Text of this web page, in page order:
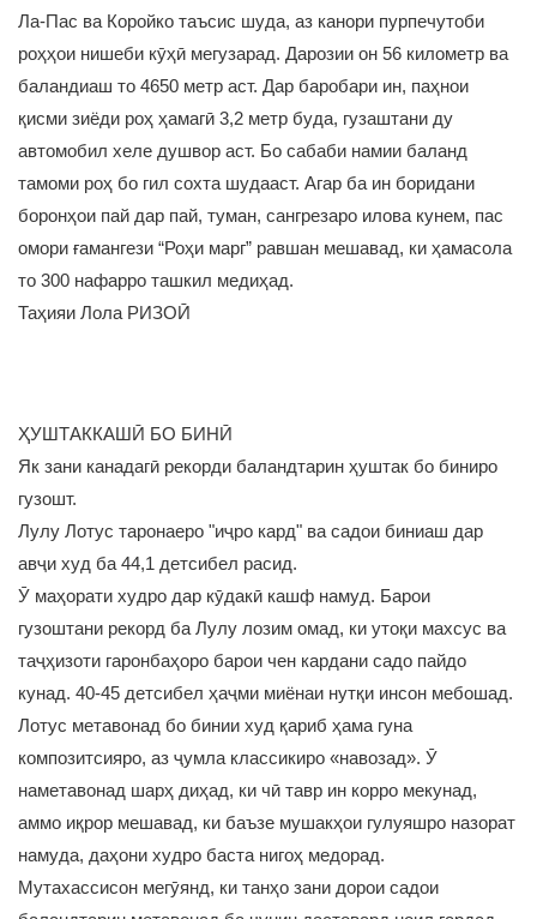
Ла-Пас ва Коройко таъсис шуда, аз канори пурпечутоби
роҳҳои нишеби кӯҳӣ мегузарад. Дарозии он 56 километр ва
баландиаш то 4650 метр аст. Дар баробари ин, паҳнои
қисми зиёди роҳ ҳамагӣ 3,2 метр буда, гузаштани ду
автомобил хеле душвор аст. Бо сабаби намии баланд
тамоми роҳ бо гил сохта шудааст. Агар ба ин боридани
боронҳои пай дар пай, туман, сангрезаро илова кунем, пас
омори ғамангези “Роҳи марг” равшан мешавад, ки ҳамасола
то 300 нафарро ташкил медиҳад.
Таҳияи Лола РИЗОӢ
ҲУШТАККАШӢ БО БИНӢ
Як зани канадагӣ рекорди баландтарин ҳуштак бо биниро
гузошт.
Лулу Лотус таронаеро "иҷро кард" ва садои биниаш дар
авҷи худ ба 44,1 детсибел расид.
Ӯ маҳорати худро дар кӯдакӣ кашф намуд. Барои
гузоштани рекорд ба Лулу лозим омад, ки утоқи махсус ва
таҷҳизоти гаронбаҳоро барои чен кардани садо пайдо
кунад. 40-45 детсибел ҳаҷми миёнаи нутқи инсон мебошад.
Лотус метавонад бо бинии худ қариб ҳама гуна
композитсияро, аз ҷумла классикиро «навозад». Ӯ
наметавонад шарҳ диҳад, ки чӣ тавр ин корро мекунад,
аммо иқрор мешавад, ки баъзе мушакҳои гулуяшро назорат
намуда, даҳони худро баста нигоҳ медорад.
Мутахассисон мегӯянд, ки танҳо зани дорои садои